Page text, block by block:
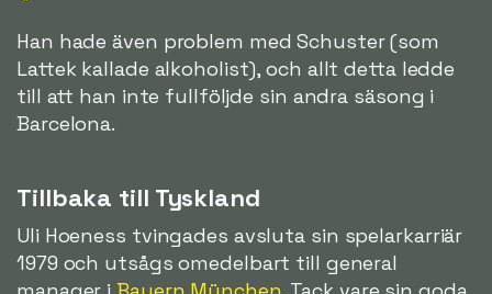
Han hade även problem med Schuster (som
Lattek kallade alkoholist), och allt detta ledde
till att han inte fullföljde sin andra säsong i
Barcelona.
Tillbaka till Tyskland
Uli Hoeness tvingades avsluta sin spelarkarriär
1979 och utsågs omedelbart till general